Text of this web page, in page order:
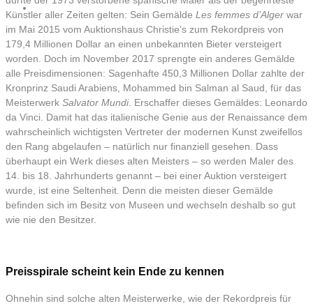
Künstler aller Zeiten gelten: Sein Gemälde Les femmes d’Alger war
im Mai 2015 vom Auktionshaus Christie’s zum Rekordpreis von
179,4 Millionen Dollar an einen unbekannten Bieter versteigert
worden. Doch im November 2017 sprengte ein anderes Gemälde
alle Preisdimensionen: Sagenhafte 450,3 Millionen Dollar zahlte der
Kronprinz Saudi Arabiens, Mohammed bin Salman al Saud, für das
Meisterwerk Salvator Mundi. Erschaffer dieses Gemäldes: Leonardo
da Vinci. Damit hat das italienische Genie aus der Renaissance dem
wahrscheinlich wichtigsten Vertreter der modernen Kunst zweifellos
den Rang abgelaufen – natürlich nur finanziell gesehen. Dass
überhaupt ein Werk dieses alten Meisters – so werden Maler des
14. bis 18. Jahrhunderts genannt – bei einer Auktion versteigert
wurde, ist eine Seltenheit. Denn die meisten dieser Gemälde
befinden sich im Besitz von Museen und wechseln deshalb so gut
wie nie den Besitzer.
Preisspirale scheint kein Ende zu kennen
Ohnehin sind solche alten Meisterwerke, wie der Rekordpreis für